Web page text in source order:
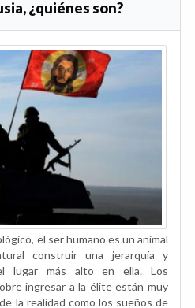
¿quiénes son?
el ser humano es un animal
construir una jerarquía y
lugar más alto en ella. Los
ingresar a la élite están muy
la realidad como los sueños de